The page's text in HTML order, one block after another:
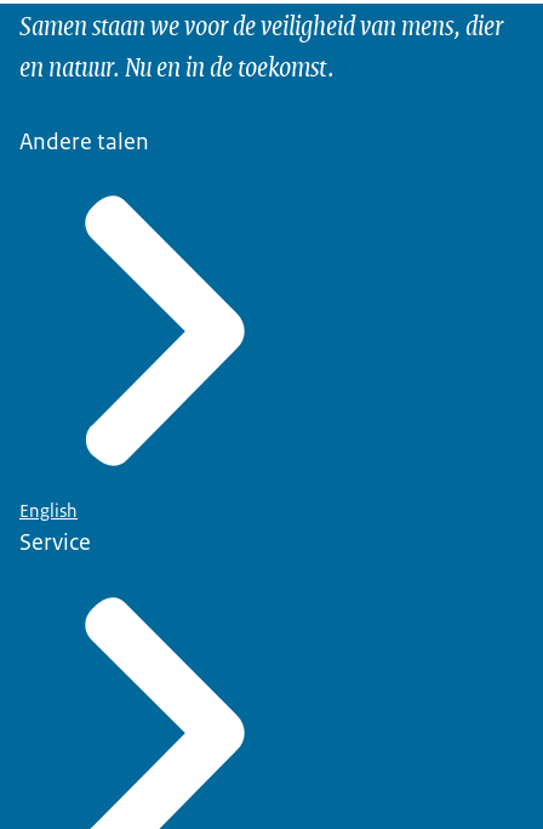
Samen staan we voor de veiligheid van mens, dier
en natuur. Nu en in de toekomst.
Andere talen
English
Service